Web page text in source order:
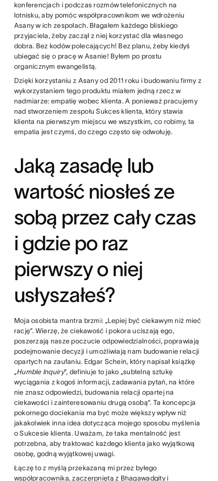
konferencjach i podczas rozmów telefonicznych na
lotnisku, aby pomóc współpracownikom we wdrożeniu
Asany w ich zespołach. Błagałem każdego bliskiego
przyjaciela, żeby zaczął z niej korzystać dla własnego
dobra. Bez kodów polecających! Bez planu, żeby kiedyś
ubiegać się o pracę w Asanie! Byłem po prostu
organicznym ewangelistą.
Dzięki korzystaniu z Asany od 2011 roku i budowaniu firmy z
wykorzystaniem tego produktu miałem jedną rzecz w
nadmiarze: empatię wobec klienta. A ponieważ pracujemy
nad stworzeniem zespołu Sukces klienta, który stawia
klienta na pierwszym miejscu we wszystkim, co robimy, ta
empatia jest czymś, do czego często się odwołuję.
Jaką zasadę lub
wartość niosłeś ze
sobą przez cały czas
i gdzie po raz
pierwszy o niej
usłyszałeś?
Moja osobista mantra brzmi: „Lepiej być ciekawym niż mieć
rację”. Wierzę, że ciekawość i pokora uciszają ego,
poszerzają nasze poczucie odpowiedzialności, poprawiają
podejmowanie decyzji i umożliwiają nam budowanie relacji
opartych na zaufaniu. Edgar Schein, który napisał książkę
„Humble Inquiry”, definiuje to jako „subtelną sztukę
wyciągania z kogoś informacji, zadawania pytań, na które
nie znasz odpowiedzi, budowania relacji opartej na
ciekawości i zainteresowaniu drugą osobą”. Ta koncepcja
pokornego dociekania ma być może większy wpływ niż
jakakolwiek inna idea dotycząca mojego sposobu myślenia
o Sukcesie klienta. Uważam, że taka mentalność jest
potrzebna, aby traktować każdego klienta jako wyjątkową
osobę, godną wyjątkowej uwagi.
Łączę to z myślą przekazaną mi przez byłego
współpracownika, zaczerpniętą z Bhagawadgity i